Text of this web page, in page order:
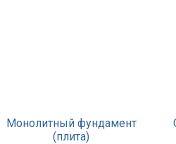
Монолитный фундамент
(плита)